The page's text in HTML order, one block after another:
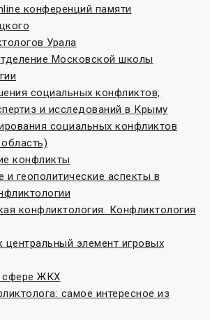
конференций памяти
Урала
Московской школы
социальных конфликтов,
и исследований в Крыму
социальных конфликтов
конфликты
и геополитические аспекты в
конфликтология. Конфликтология
центральный элемент игровых
сфере ЖКХ
самое интересное из